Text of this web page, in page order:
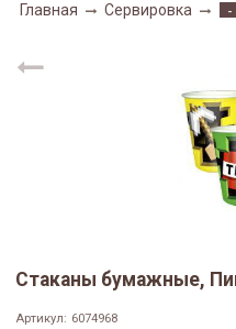
Главная Сервировка -
Стаканы бумажные,
Артикул: 6074968